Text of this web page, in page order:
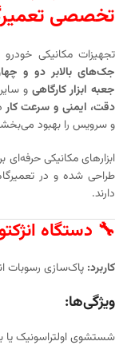
تخصصی
تجهیزات مکانیکی
جک‌های بالابر دو و
جعبه ابزار کارگاهی و
دقت، ایمنی و سرعت کار
و سرویس را بهبود
ابزارهای مکانیکی
طراحی شده و در
دارند.
🔧 دستگاه
کاربرد: پاک‌سازی رسوبات
ویژگی‌ها:
شستشوی اولتراسونیک